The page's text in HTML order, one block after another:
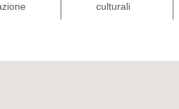
culturali